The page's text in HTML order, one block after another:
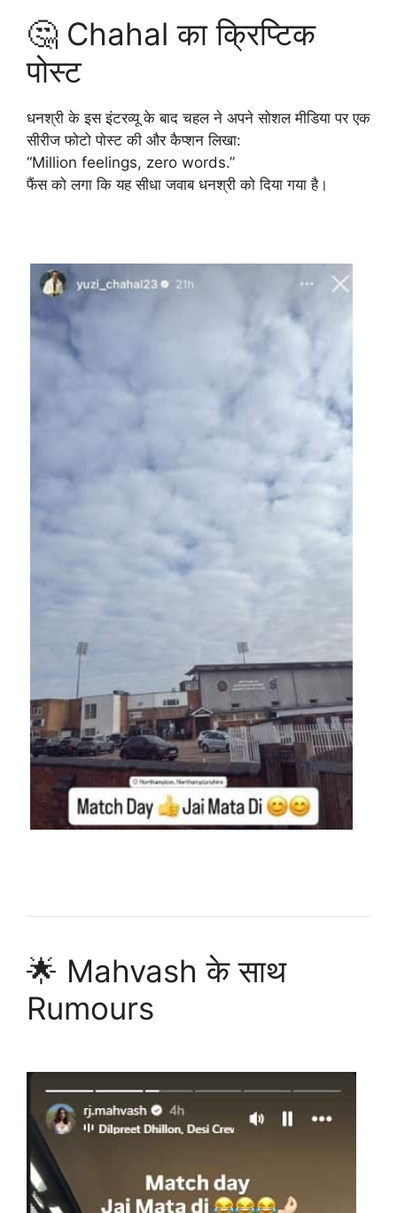
🤔 Chahal का क्रिप्टिक
पोस्ट
धनश्री के इस इंटरव्यू के बाद चहल ने अपने सोशल मीडिया पर एक
सीरीज फोटो पोस्ट की और कैप्शन लिखा:
“Million feelings, zero words.”
फैंस को लगा कि यह सीधा जवाब धनश्री को दिया गया है।
🌟 Mahvash के साथ
Rumours